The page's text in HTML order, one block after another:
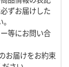
ずお届けした
等にお問い合
お届けをお約束